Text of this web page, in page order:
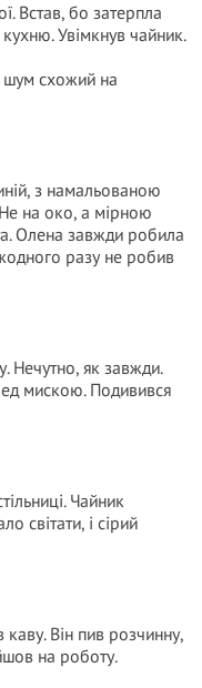
Встав, бо затерпла
Увімкнув чайник.
шум схожий на
з намальованою
на око, а мірною
Олена завжди робила
разу не робив
Нечутно, як завжди.
мискою. Подивився
Чайник
світати, і сірий
Він пив розчинну,
на роботу.